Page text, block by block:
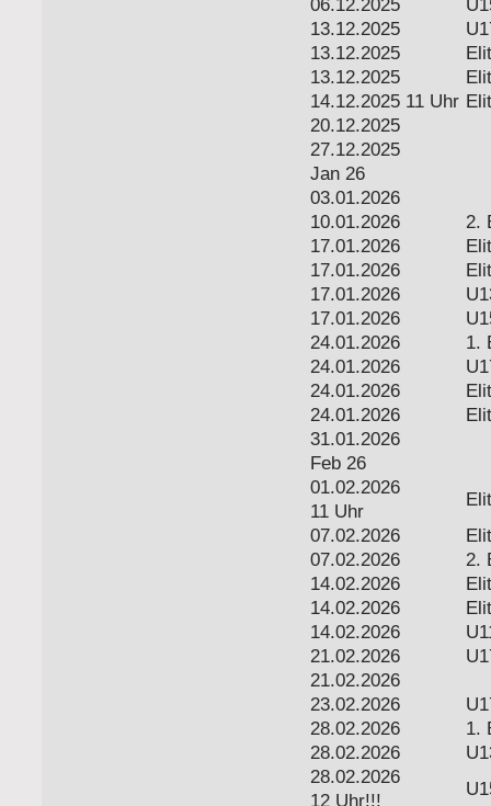
06.12.2025
13.12.2025
13.12.2025
13.12.2025
14.12.2025 11 Uhr
20.12.2025
27.12.2025
Jan 26
03.01.2026
10.01.2026
2.
17.01.2026
17.01.2026
17.01.2026
17.01.2026
24.01.2026
1.
24.01.2026
24.01.2026
24.01.2026
31.01.2026
Feb 26
01.02.2026
11 Uhr
07.02.2026
07.02.2026
2.
14.02.2026
14.02.2026
14.02.2026
21.02.2026
21.02.2026
23.02.2026
28.02.2026
1.
28.02.2026
28.02.2026
12 Uhr!!!